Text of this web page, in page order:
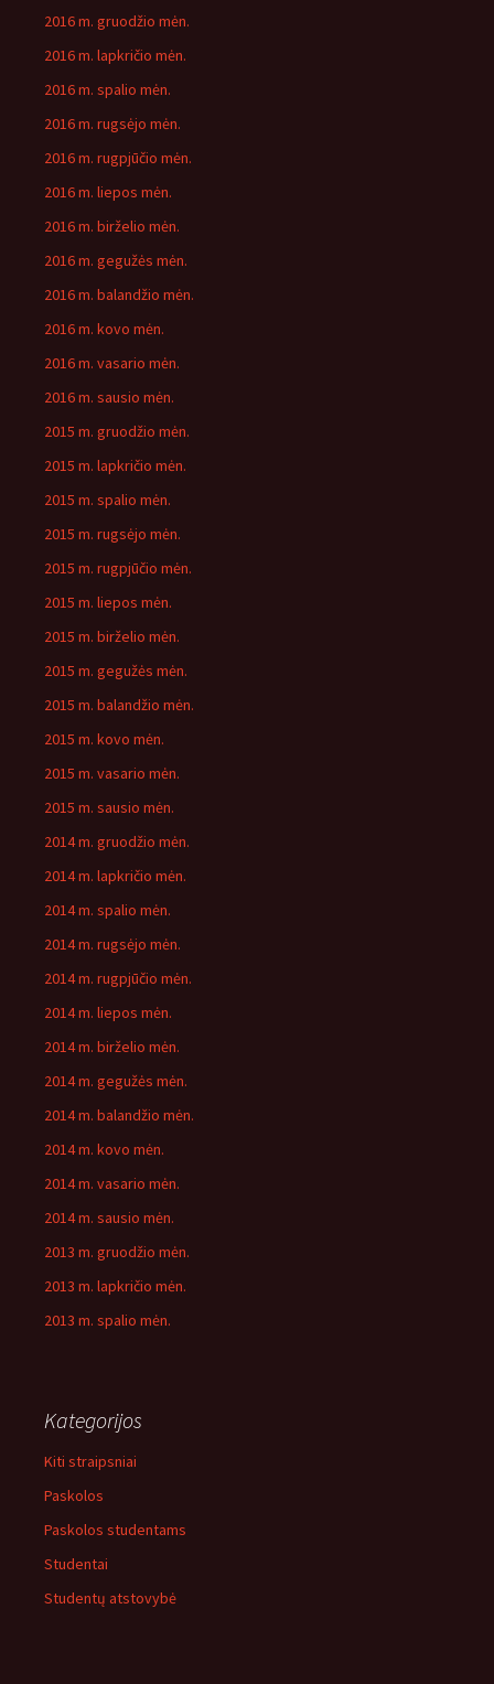
2016 m. gruodžio mėn.
2016 m. lapkričio mėn.
2016 m. spalio mėn.
2016 m. rugsėjo mėn.
2016 m. rugpjūčio mėn.
2016 m. liepos mėn.
2016 m. birželio mėn.
2016 m. gegužės mėn.
2016 m. balandžio mėn.
2016 m. kovo mėn.
2016 m. vasario mėn.
2016 m. sausio mėn.
2015 m. gruodžio mėn.
2015 m. lapkričio mėn.
2015 m. spalio mėn.
2015 m. rugsėjo mėn.
2015 m. rugpjūčio mėn.
2015 m. liepos mėn.
2015 m. birželio mėn.
2015 m. gegužės mėn.
2015 m. balandžio mėn.
2015 m. kovo mėn.
2015 m. vasario mėn.
2015 m. sausio mėn.
2014 m. gruodžio mėn.
2014 m. lapkričio mėn.
2014 m. spalio mėn.
2014 m. rugsėjo mėn.
2014 m. rugpjūčio mėn.
2014 m. liepos mėn.
2014 m. birželio mėn.
2014 m. gegužės mėn.
2014 m. balandžio mėn.
2014 m. kovo mėn.
2014 m. vasario mėn.
2014 m. sausio mėn.
2013 m. gruodžio mėn.
2013 m. lapkričio mėn.
2013 m. spalio mėn.
Kategorijos
Kiti straipsniai
Paskolos
Paskolos studentams
Studentai
Studentų atstovybė